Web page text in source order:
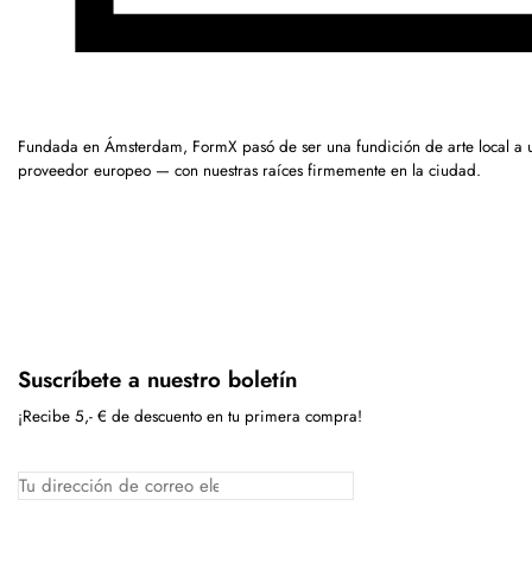
Fundada en Ámsterdam, FormX pasó de ser una fundición de arte local a
proveedor europeo — con nuestras raíces firmemente en la ciudad.
Suscríbete a nuestro boletín
¡Recibe 5,- € de descuento en tu primera compra!